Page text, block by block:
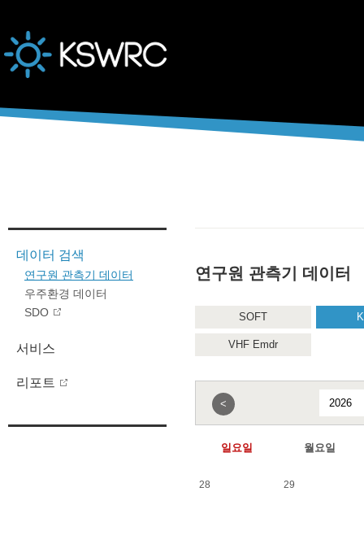
데이터 검색
연구원 관측기 데이터
우주환경 데이터
SDO
서비스
리포트
연구원 관측기 데이터
SOFT
VHF Emdr
<
일요일 월요일
28 29